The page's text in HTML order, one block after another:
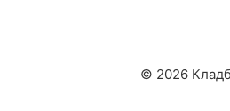
© 2026